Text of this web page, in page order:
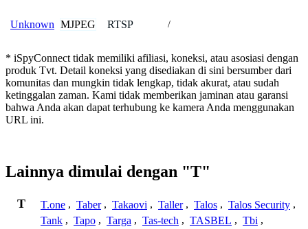
Unknown MJPEG RTSP /
* iSpyConnect tidak memiliki afiliasi, koneksi, atau asosiasi dengan
produk Tvt. Detail koneksi yang disediakan di sini bersumber dari
komunitas dan mungkin tidak lengkap, tidak akurat, atau sudah
ketinggalan zaman. Kami tidak memberikan jaminan atau garansi
bahwa Anda akan dapat terhubung ke kamera Anda menggunakan
URL ini.
Lainnya dimulai dengan "T"
T T.one , Taber , Takaovi , Taller , Talos , Talos Security ,
Tank , Tapo , Targa , Tas-tech , TASBEL , Tbi ,